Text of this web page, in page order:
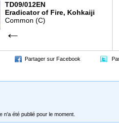
TD09/012EN
Eradicator of Fire, Kohkaiji
Common (C)
←
Partager sur Facebook
n'a été publié pour le moment.